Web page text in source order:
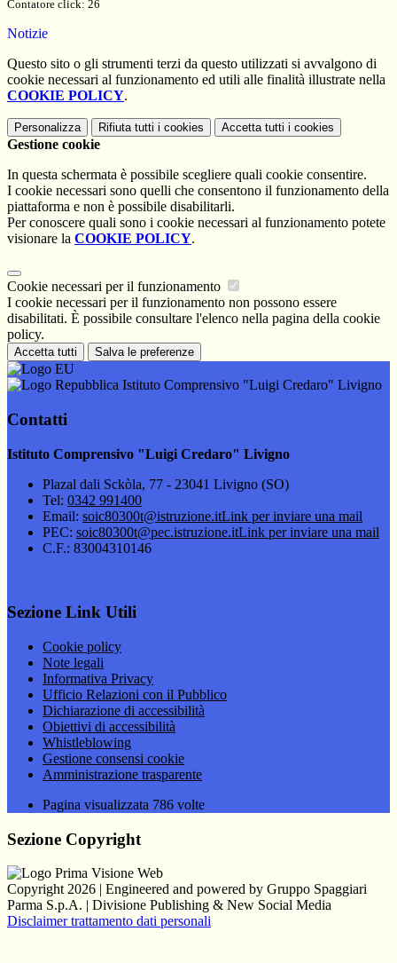
Contatore click: 26
Notizie
Questo sito o gli strumenti terzi da questo utilizzati si avvalgono di
cookie necessari al funzionamento ed utili alle finalità illustrate nella
COOKIE POLICY.
Personalizza Rifiuta tutti i cookies Accetta tutti i cookies
Gestione cookie
In questa schermata è possibile scegliere quali cookie consentire.
I cookie necessari sono quelli che consentono il funzionamento della
piattaforma e non è possibile disabilitarli.
Per conoscere quali sono i cookie necessari al funzionamento potete
visionare la COOKIE POLICY.
Cookie necessari per il funzionamento
I cookie necessari per il funzionamento non possono essere
disabilitati. È possibile consultare l'elenco nella pagina della cookie
policy.
Accetta tutti Salva le preferenze
Istituto Comprensivo "Luigi Credaro" Livigno
Contatti
Istituto Comprensivo "Luigi Credaro" Livigno
Plazal dali Sckòla, 77 - 23041 Livigno (SO)
Tel: 0342 991400
Email: soic80300t@istruzione.itLink per inviare una mail
PEC: soic80300t@pec.istruzione.itLink per inviare una mail
C.F.: 83004310146
Sezione Link Utili
Cookie policy
Note legali
Informativa Privacy
Ufficio Relazioni con il Pubblico
Dichiarazione di accessibilità
Obiettivi di accessibilità
Whistleblowing
Gestione consensi cookie
Amministrazione trasparente
Pagina visualizzata 786 volte
Sezione Copyright
Copyright 2026 | Engineered and powered by Gruppo Spaggiari
Parma S.p.A. | Divisione Publishing & New Social Media
Disclaimer trattamento dati personali